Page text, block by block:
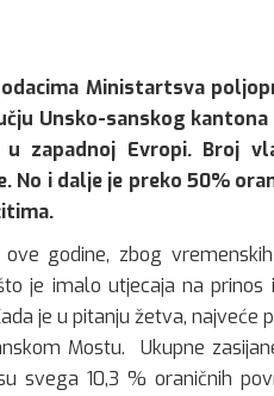
Ministartsva
Unsko-sanskog
u zapadnoj Evropi. Broj
No i dalje je preko 50%
godine, zbog
je imalo utjecaja na
je u pitanju žetva, najveće
Mostu. Ukupne
svega 10,3 % oraničnih